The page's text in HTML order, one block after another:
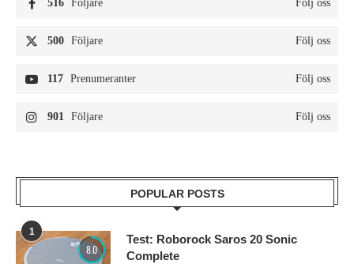
516 Följare Följ oss
500 Följare Följ oss
117 Prenumeranter Följ oss
901 Följare Följ oss
POPULAR POSTS
1
8.0
Test: Roborock Saros 20 Sonic
Complete